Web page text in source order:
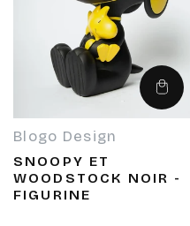
Choisir
des
Fournisseur :
Blogo Design
SNOOPY ET
WOODSTOCK NOIR -
FIGURINE